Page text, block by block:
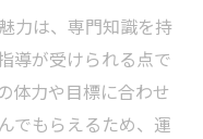
力は、専門知識を持
導が受けられる点で
体力や目標に合わせ
でもらえるため、運